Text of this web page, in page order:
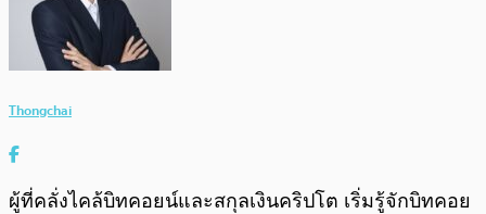
Thongchai
ผู้ที่คลั่งไคล้บิทคอยน์และสกุลเงินคริปโต เริ่มรู้จักบิทคอย